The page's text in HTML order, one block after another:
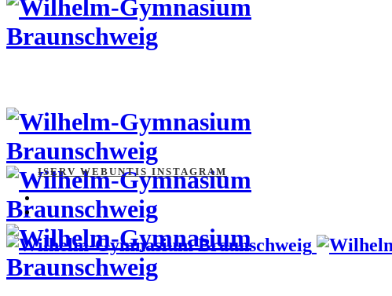
ISERV WEBUNTIS INSTAGRAM